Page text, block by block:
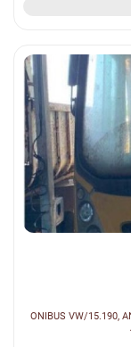
ONIBUS VW/15.190,